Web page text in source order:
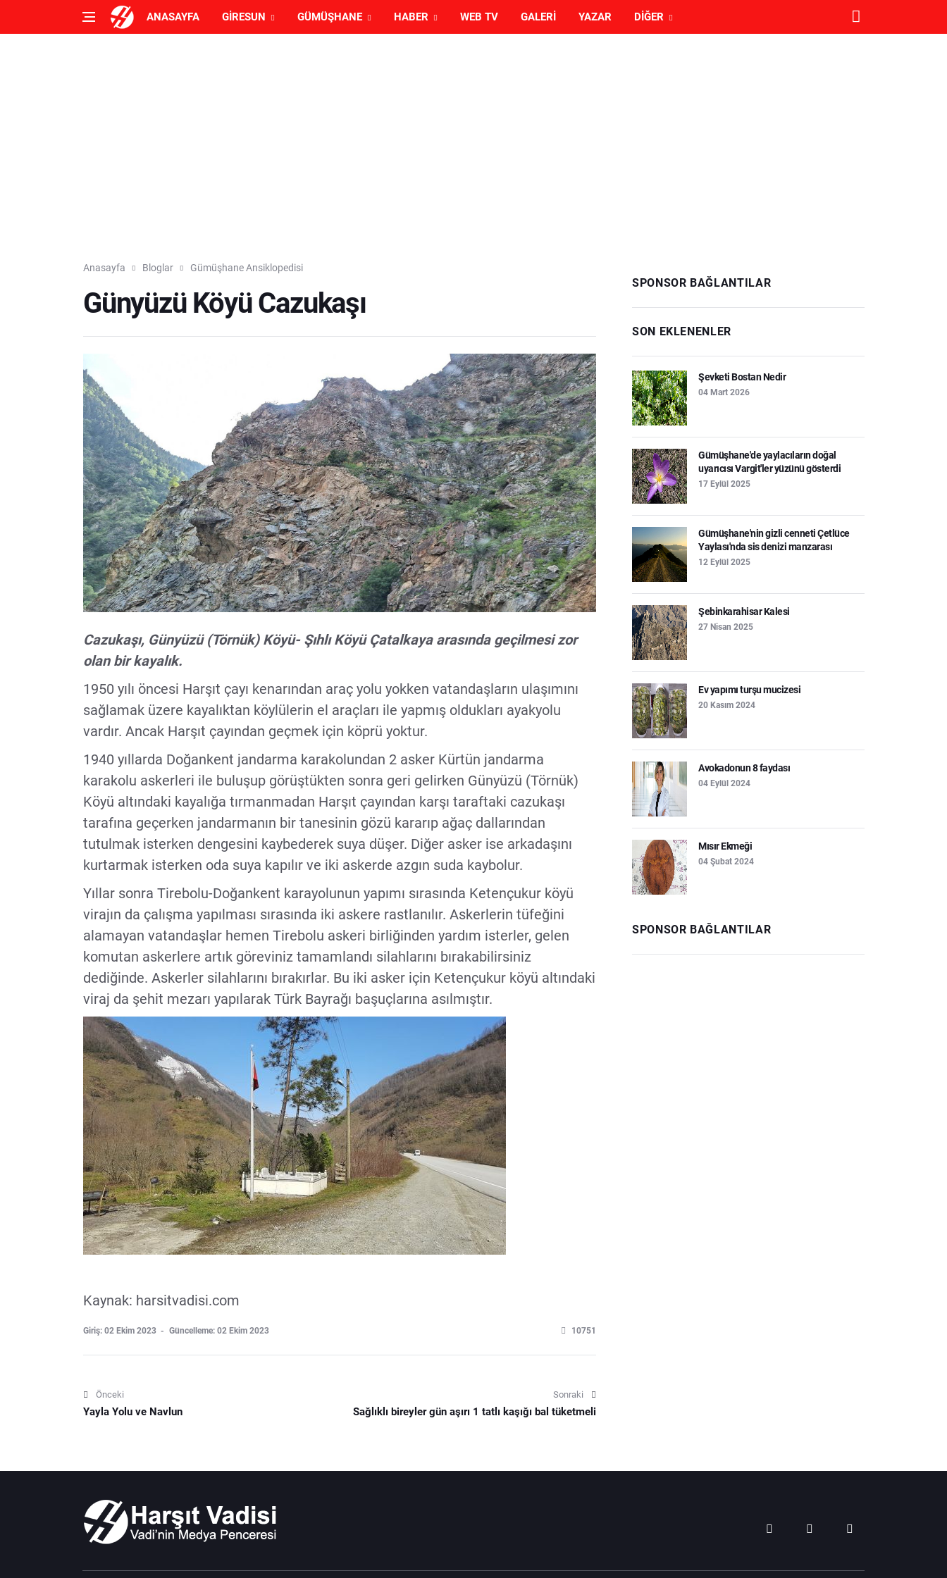
ANASAYFA GIRESUN GÜMÜŞHANE HABER WEB TV GALERI YAZAR DIĞER
Anasayfa Bloglar Gümüşhane Ansiklopedisi
Günyüzü Köyü Cazukaşı
Cazukaşı, Günyüzü (Törnük) Köyü- Şıhlı Köyü Çatalkaya arasında geçilmesi zor
olan bir kayalık.
1950 yılı öncesi Harşıt çayı kenarından araç yolu yokken vatandaşların ulaşımını
sağlamak üzere kayalıktan köylülerin el araçları ile yapmış oldukları ayakyolu
vardır. Ancak Harşıt çayından geçmek için köprü yoktur.
1940 yıllarda Doğankent jandarma karakolundan 2 asker Kürtün jandarma
karakolu askerleri ile buluşup görüştükten sonra geri gelirken Günyüzü (Törnük)
Köyü altındaki kayalığa tırmanmadan Harşıt çayından karşı taraftaki cazukaşı
tarafına geçerken jandarmanın bir tanesinin gözü kararıp ağaç dallarından
tutulmak isterken dengesini kaybederek suya düşer. Diğer asker ise arkadaşını
kurtarmak isterken oda suya kapılır ve iki askerde azgın suda kaybolur.
Yıllar sonra Tirebolu-Doğankent karayolunun yapımı sırasında Ketençukur köyü
virajın da çalışma yapılması sırasında iki askere rastlanılır. Askerlerin tüfeğini
alamayan vatandaşlar hemen Tirebolu askeri birliğinden yardım isterler, gelen
komutan askerlere artık göreviniz tamamlandı silahlarını bırakabilirsiniz
dediğinde. Askerler silahlarını bırakırlar. Bu iki asker için Ketençukur köyü altındaki
viraj da şehit mezarı yapılarak Türk Bayrağı başuçlarına asılmıştır.
Kaynak: harsitvadisi.com
Giriş: 02 Ekim 2023 Güncelleme: 02 Ekim 2023 10751
Önceki
Yayla Yolu ve Navlun
Sonraki
Sağlıklı bireyler gün aşırı 1 tatlı kaşığı bal tüketmeli
SPONSOR BAĞLANTILAR
SON EKLENENLER
Şevketi Bostan Nedir
04 Mart 2026
Gümüşhane'de yaylacıların doğal
uyarıcısı Vargit'ler yüzünü gösterdi
17 Eylül 2025
Gümüşhane'nin gizli cenneti Çetlüce
Yaylası'nda sis denizi manzarası
12 Eylül 2025
Şebinkarahisar Kalesi
27 Nisan 2025
Ev yapımı turşu mucizesi
20 Kasım 2024
Avokadonun 8 faydası
04 Eylül 2024
Mısır Ekmeği
04 Şubat 2024
SPONSOR BAĞLANTILAR